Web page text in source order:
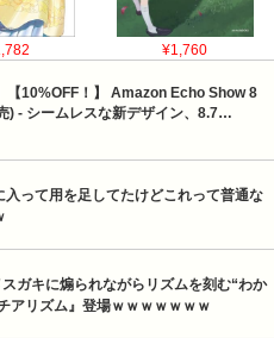
¥1,760
【10%OFF！】 Amazon Echo Show 8
) - シームレスな新デザイン、8.7…
って用を足してたけどこれって普通な
ガキに煽られながらリズムを刻む“わか
アリズム』登場ｗｗｗｗｗｗｗ